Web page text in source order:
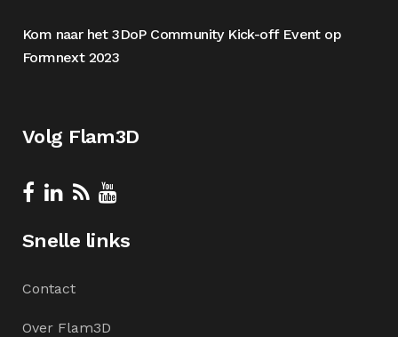
Kom naar het 3DoP Community Kick-off Event op
Formnext 2023
Volg Flam3D
Snelle links
Contact
Over Flam3D